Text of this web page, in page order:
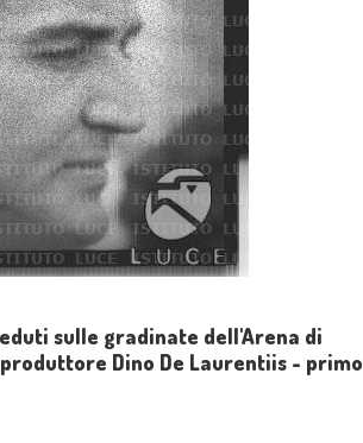
sulle gradinate dell'Arena di
Dino De Laurentiis - primo